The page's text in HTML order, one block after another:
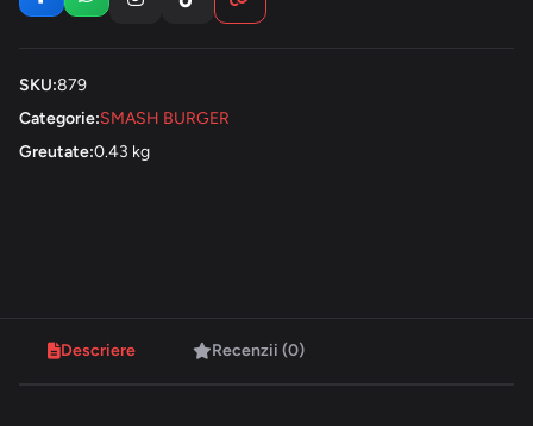
SKU:879
Categorie:SMASH BURGER
Greutate:0.43 kg
Descriere Recenzii (0)